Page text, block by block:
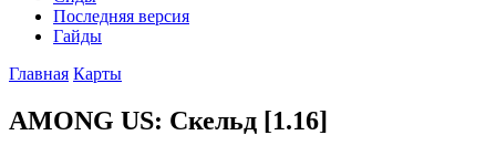
Последняя версия
Гайды
Главная Карты
AMONG US: Скельд [1.16]